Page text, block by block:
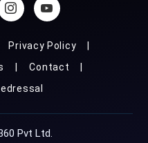
Privacy Policy
Contact
Pvt Ltd.